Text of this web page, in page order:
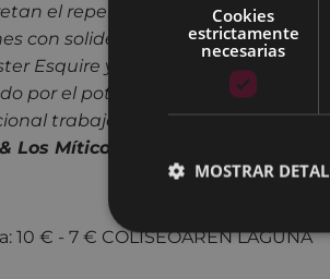
el repertorio de Rover y una
con solidez y aplomo. Armado
Esquire y un pequeño pero
por el potente contrabajo de
trabajo rítmico deToño López
Los Míticos Gts
10 € - 7 € COLISEOAREN LAGUNA
Cookies
estrictamente
necesarias
MOSTRAR